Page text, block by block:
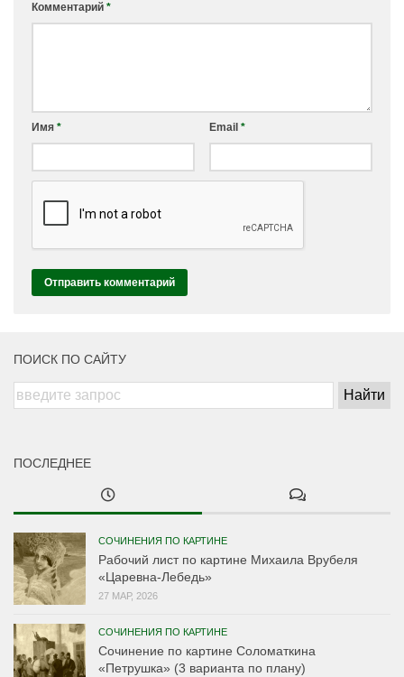
Комментарий *
Имя * Email *
ПОИСК ПО САЙТУ
ПОСЛЕДНЕЕ
СОЧИНЕНИЯ ПО КАРТИНЕ
Рабочий лист по картине Михаила Врубеля
«Царевна-Лебедь»
27 МАР, 2026
СОЧИНЕНИЯ ПО КАРТИНЕ
Сочинение по картине Соломаткина
«Петрушка» (3 варианта по плану)